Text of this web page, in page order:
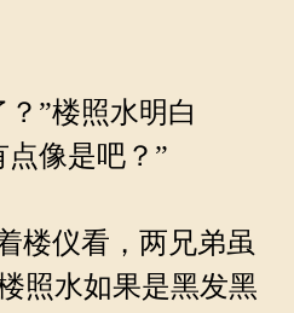
”楼照水明白
点像是吧？”
楼仪看，两兄弟虽
照水如果是黑发黑